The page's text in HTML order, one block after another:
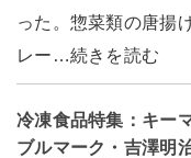
った。惣菜類の唐揚
レー…続きを読む
冷凍食品特集：キー
ブルマーク・吉澤明